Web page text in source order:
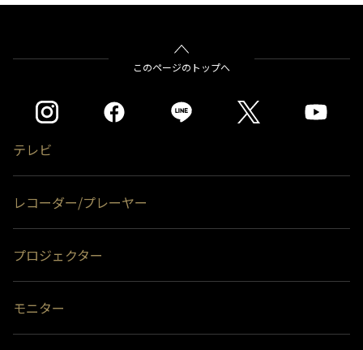
このページのトップへ
テレビ
レコーダー/プレーヤー
プロジェクター
モニター